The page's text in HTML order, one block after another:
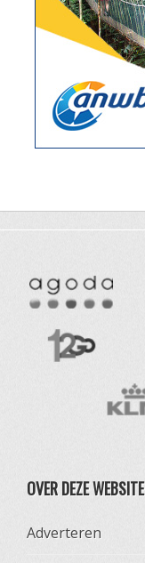
OVER DEZE WEBSITE
Adverteren